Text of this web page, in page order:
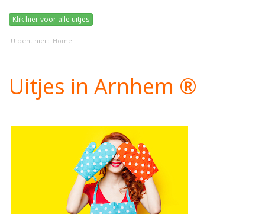
Klik hier voor alle uitjes
U bent hier: Home
Uitjes in Arnhem ®